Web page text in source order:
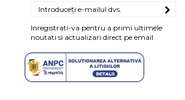
Inregistrati-va pentru a primi ultimele
noutati si actualizari direct pe email